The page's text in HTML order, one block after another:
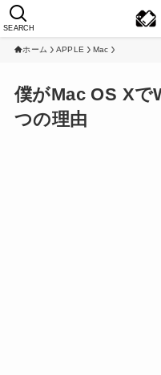
SEARCH
ホーム APPLE Mac
僕がMac OS X
つの理由